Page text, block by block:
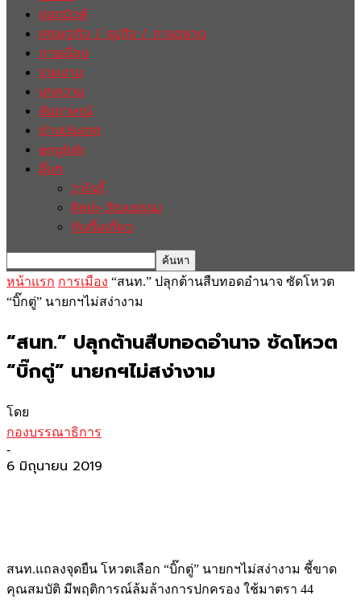
ฮอตนิวส์
เศรษฐกิจ / ธุรกิจ / การตลาด
การเมือง
รายงาน
บทความ
สัมภาษณ์
ต่างประเทศ
english
อื่นๆ
วาไรตี้
ศิลปะ-วัฒนธรรม
กินดื่มเที่ยว
หน้าแรก การเมือง “สนท.” ปลุกต้านสืบทอดอำนาจ ซัดโหวต
“บิ๊กตู่” นายกฯไม่สง่างาม
“สนท.” ปลุกต้านสืบทอดอำนาจ ซัดโหวต
“บิ๊กตู่” นายกฯไม่สง่างาม
โดย
กองบรรณาธิการ
-
6 มิถุนายน 2019
สนท.แถลงจุดยืน โหวตเลือก “บิ๊กตู่” นายกฯไม่สง่างาม ชี้ขาด
คุณสมบัติ มีพฤติการณ์ล้มล้างการปกครอง ใช้มาตรา 44